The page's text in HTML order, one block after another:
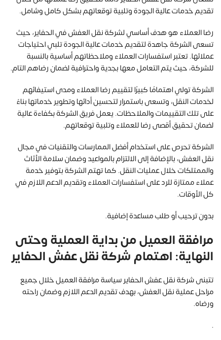
تقديم خدمات عالية الجودة وتلبية توقعاتهم بشكل كامل وشامل.
رضا العملاء هو هدف أساسي لشركة نقل العفش في الحفاير، حيث
تسعى الشركة جاهدة لتقديم خدمات عالية الجودة تلبي احتياجات
عملائها. تعتبر استفسارات العملاء وملاحظاتهم أساسية بالنسبة
للشركة، حيث يتم التعامل معها بجدية واحترافية لضمان رضاهم التام.
الشركة تولي اهتمامًا كبيرًا لتقييم رضا العملاء ومدى استيفائهم
لخدمات النقل، وتسعى باستمرار لتحسين أدائها وتطوير خدماتها بناءً
على تلك التقييمات والملاحظات. يعمل فريق الشركة بكفاءة عالية
لضمان تحقيق أقصى رضا للعملاء وتلبية توقعاتهم.
الشركة تحرص على استخدام أفضل الممارسات والتقنيات في مجال
نقل العفش، بالإضافة إلى الالتزام بالمواعيد وضمان سلامة الأثاث
والممتلكات خلال عمليات النقل. كما تهتم الشركة بتوفير خدمة
عملاء ممتازة للرد على استفسارات العملاء وتقديم الدعم اللازم في
كل الأوقات.
بدون ترحيب أو طلب مساعدة إضافية.
مرافقة العميل من بداية العملية وحتى
النهاية: اهتمام شركة نقل عفش الحفاير
تتبنى شركة نقل عفش الحفاير سياسة مرافقة العميل خلال جميع
مراحل عملية نقل العفش، بهدف تقديم الدعم اللازم وضمان راحته
ورضاه.
.